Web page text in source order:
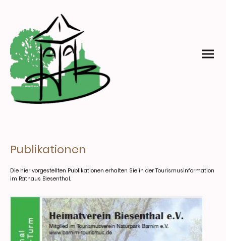
Publikationen
Die hier vorgestellten Publikationen erhalten Sie in der Tourismusinformation
im Rathaus Biesenthal.